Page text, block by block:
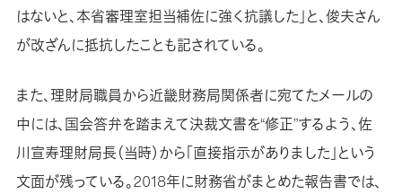
はないと、本省審理室担当補佐に強く抗議した」と、俊夫さん
が改ざんに抵抗したことも記されている。
また、理財局職員から近畿財務局関係者に宛てたメールの
中には、国会答弁を踏まえて決裁文書を“修正”するよう、佐
川宣寿理財局長（当時）から「直接指示がありました」という
文面が残っている。2018年に財務省がまとめた報告書では、